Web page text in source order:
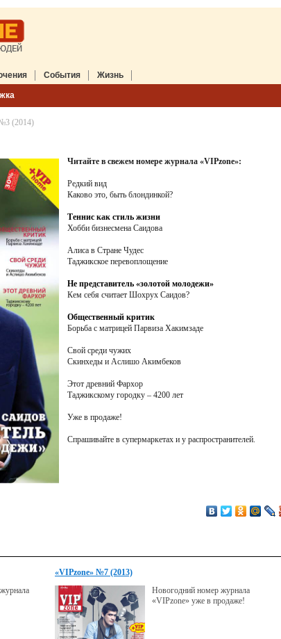
События Жизнь
(2014)
Читайте в свежем номере журнала «VIPzone»:
Редкий вид
Каково это, быть блондинкой?
Теннис как стиль жизни
Хобби бизнесмена Саидова
Алиса в Стране Чудес
Таджикское перевоплощение
Не представитель «золотой молодежи»
Кем себя считает Шохрух Саидов?
Общественный критик
Борьба с матрицей Парвиза Хакимзаде
Свой среди чужих
Скинхеды и Аслишо Акимбеков
Этот древний Фархор
Таджикскому городку – 4200 лет
Уже в продаже!
Спрашивайте в супермаркетах и у распространителей.
«VIPzone» №7 (2013)
Новогодний номер журнала
«VIPzone» уже в продаже!